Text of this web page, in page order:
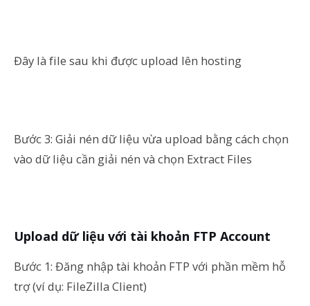
Đây là file sau khi được upload lên hosting
Bước 3: Giải nén dữ liệu vừa upload bằng cách chọn
vào dữ liệu cần giải nén và chọn Extract Files
Upload dữ liệu với tài khoản FTP Account
Bước 1: Đăng nhập tài khoản FTP với phần mềm hỗ
trợ (ví dụ: FileZilla Client)